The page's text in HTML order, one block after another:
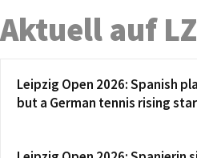
Aktuell auf LZ
Leipzig Open 2026: Spanish
but a German tennis rising